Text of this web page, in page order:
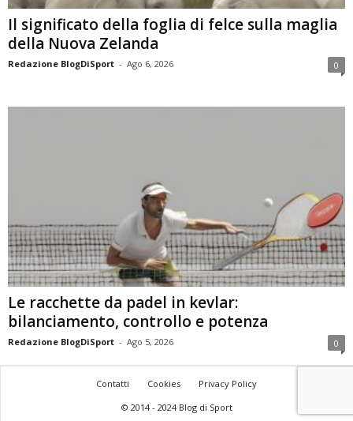
Il significato della foglia di felce sulla maglia
della Nuova Zelanda
Redazione BlogDiSport - Ago 6, 2026 0
Le racchette da padel in kevlar:
bilanciamento, controllo e potenza
Redazione BlogDiSport - Ago 5, 2026 0
Contatti Cookies
Privacy Policy
© 2014 - 2024 Blog di Sport